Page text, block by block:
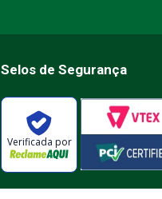
Selos de Segurança
Verificada por